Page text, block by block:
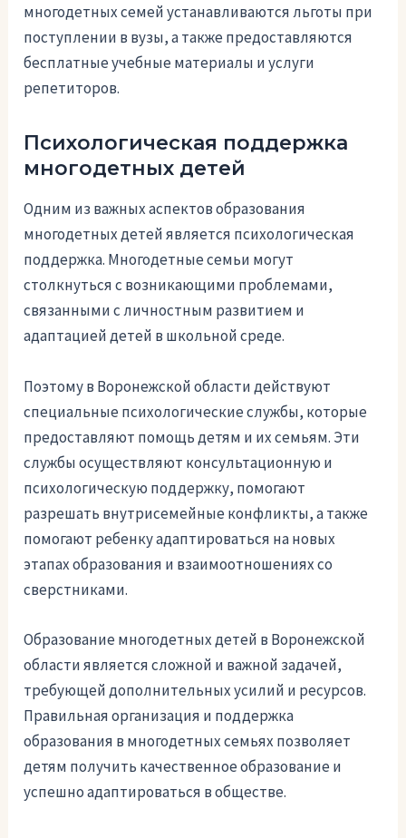
многодетных семей устанавливаются льготы при
поступлении в вузы, а также предоставляются
бесплатные учебные материалы и услуги
репетиторов.
Психологическая поддержка
многодетных детей
Одним из важных аспектов образования
многодетных детей является психологическая
поддержка. Многодетные семьи могут
столкнуться с возникающими проблемами,
связанными с личностным развитием и
адаптацией детей в школьной среде.
Поэтому в Воронежской области действуют
специальные психологические службы, которые
предоставляют помощь детям и их семьям. Эти
службы осуществляют консультационную и
психологическую поддержку, помогают
разрешать внутрисемейные конфликты, а также
помогают ребенку адаптироваться на новых
этапах образования и взаимоотношениях со
сверстниками.
Образование многодетных детей в Воронежской
области является сложной и важной задачей,
требующей дополнительных усилий и ресурсов.
Правильная организация и поддержка
образования в многодетных семьях позволяет
детям получить качественное образование и
успешно адаптироваться в обществе.